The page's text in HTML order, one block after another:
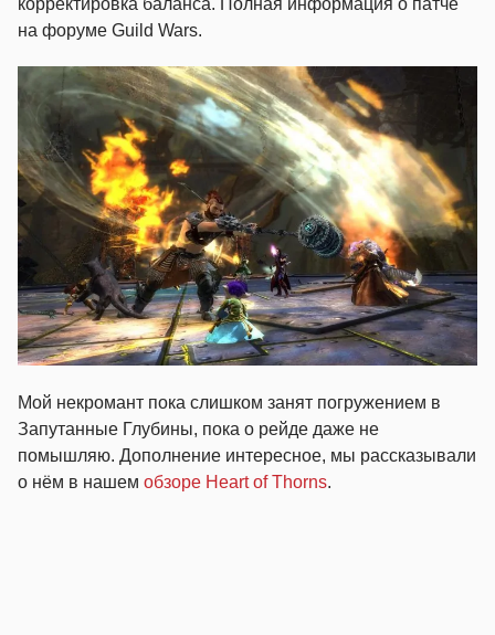
корректировка баланса. Полная информация о патче
на форуме Guild Wars.
Мой некромант пока слишком занят погружением в
Запутанные Глубины, пока о рейде даже не
помышляю. Дополнение интересное, мы рассказывали
о нём в нашем обзоре Heart of Thorns.